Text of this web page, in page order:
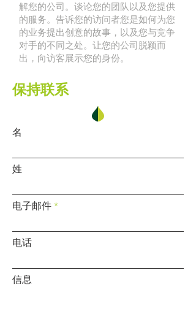
解您的公司。谈论您的团队以及您提供
的服务。告诉您的访问者您是如何为您
的业务提出创意的故事，以及您与竞争
对手的不同之处。让您的公司脱颖而
出，向访客展示您的身份。
保持联系
名
姓
电子邮件
电话
信息